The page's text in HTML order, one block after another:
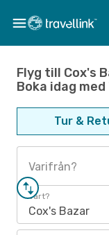
Flyg till Cox's
Boka idag
Tur &
Varifrån?
Vart?
Cox's Bazar